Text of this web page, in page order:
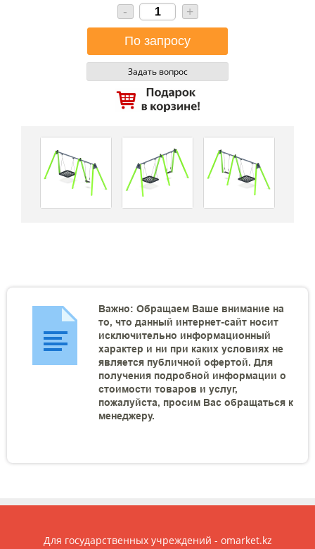
- +
Задать вопрос
Важно: Обращаем Ваше внимание на
то, что данный интернет-сайт носит
исключительно информационный
характер и ни при каких условиях не
является публичной офертой. Для
получения подробной информации о
стоимости товаров и услуг,
пожалуйста, просим Вас обращаться к
менеджеру.
Для государственных учреждений - omarket.kz